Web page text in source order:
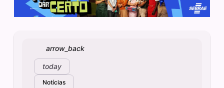
arrow_back
today
Notícias